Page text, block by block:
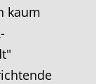
kaum